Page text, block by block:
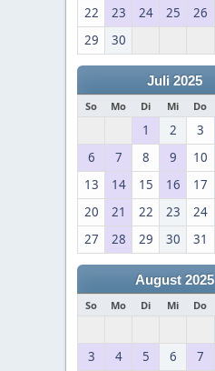
22
23 24 25 26
29
30
Juli 2025
So Mo Di Mi Do
1 2 3
6
7 8 9 10
13
14 15 16 17
20
21 22 23 24
27
28 29 30 31
August 2025
So Mo Di Mi Do
3
4 5 6 7